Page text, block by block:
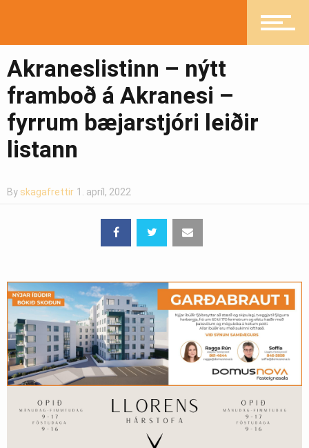
Akraneslistinn – nýtt
framboð á Akranesi –
fyrrum bæjarstjóri leiðir
listann
By skagafrettir 1. apríl, 2022